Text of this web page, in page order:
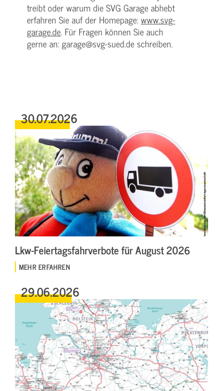
treibt oder warum die SVG Garage abhebt
erfahren Sie auf der Homepage: www.svg-
garage.de. Für Fragen können Sie auch
gerne an: garage@svg-sued.de schreiben.
30.07.2026
Lkw-Feiertagsfahrverbote für August 2026
MEHR ERFAHREN
29.06.2026